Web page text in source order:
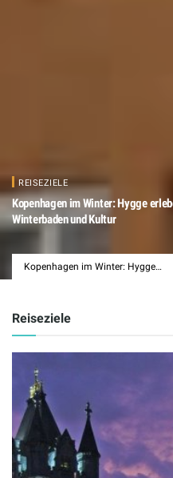
REISEZIELE
Kopenhagen im Winter: Hygge
Winterbaden und Kultur
Kopenhagen im Winter: Hygge
Reiseziele